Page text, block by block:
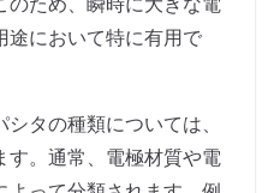
途において特に有用で
タの種類については、
す。通常、電極材質や電